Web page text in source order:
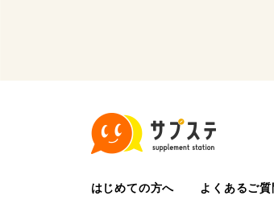
はじめての方へ よくあるご質